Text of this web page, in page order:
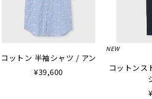
コットン 半袖シャツ / アン
¥39,600
NEW
コットンス